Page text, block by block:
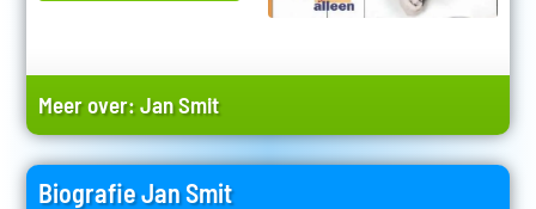
Meer over:Jan Smit
Biografie Jan Smit